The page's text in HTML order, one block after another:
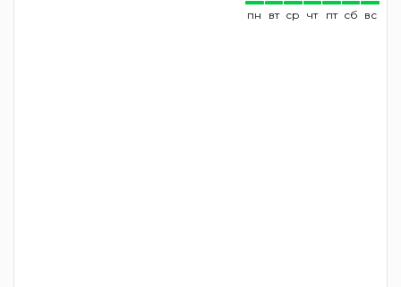
пн вт ср чт пт сб вс